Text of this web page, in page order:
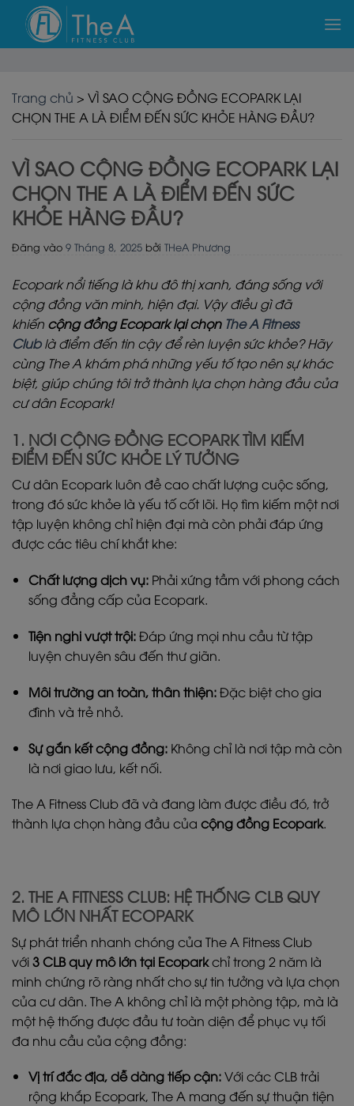
nội
Trang chủ > VÌ SAO CỘNG ĐỒNG ECOPARK LẠI
CHỌN THE A LÀ ĐIỂM ĐẾN SỨC KHỎE HÀNG ĐẦU?
VÌ SAO CỘNG ĐỒNG ECOPARK LẠI
CHỌN THE A LÀ ĐIỂM ĐẾN SỨC
KHỎE HÀNG ĐẦU?
Đăng vào 9 Tháng 8, 2025 bởi THeA Phương
Ecopark nổi tiếng là khu đô thị xanh, đáng sống với
cộng đồng văn minh, hiện đại. Vậy điều gì đã
khiến cộng đồng Ecopark lại chọn The A Fitness
Clublà điểm đến tin cậy để rèn luyện sức khỏe? Hãy
cùng The A khám phá những yếu tố tạo nên sự khác
biệt, giúp chúng tôi trở thành lựa chọn hàng đầu của
cư dân Ecopark!
1. NƠI CỘNG ĐỒNG ECOPARK TÌM KIẾM
ĐIỂM ĐẾN SỨC KHỎE LÝ TƯỞNG
Cư dân Ecopark luôn đề cao chất lượng cuộc sống,
trong đó sức khỏe là yếu tố cốt lõi. Họ tìm kiếm một nơi
tập luyện không chỉ hiện đại mà còn phải đáp ứng
được các tiêu chí khắt khe:
Chất lượng dịch vụ:Phải xứng tầm với phong cách
sống đẳng cấp của Ecopark.
Tiện nghi vượt trội:Đáp ứng mọi nhu cầu từ tập
luyện chuyên sâu đến thư giãn.
Môi trường an toàn, thân thiện:Đặc biệt cho gia
đình và trẻ nhỏ.
Sự gắn kết cộng đồng:Không chỉ là nơi tập mà còn
là nơi giao lưu, kết nối.
The A Fitness Club đã và đang làm được điều đó, trở
thành lựa chọn hàng đầu của cộng đồng Ecopark.
2. THE A FITNESS CLUB: HỆ THỐNG CLB QUY
MÔ LỚN NHẤT ECOPARK
Sự phát triển nhanh chóng của The A Fitness Club
với 3 CLB quy mô lớn tại Ecoparkchỉ trong 2 năm là
minh chứng rõ ràng nhất cho sự tin tưởng và lựa chọn
của cư dân. The A không chỉ là một phòng tập, mà là
một hệ thống được đầu tư toàn diện để phục vụ tối
đa nhu cầu của cộng đồng:
Vị trí đắc địa, dễ dàng tiếp cận:Với các CLB trải
rộng khắp Ecopark, The A mang đến sự thuận tiện